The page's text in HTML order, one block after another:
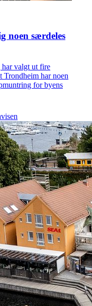
noen særdeles
har valgt ut fire
Trondheim har noen
for byens